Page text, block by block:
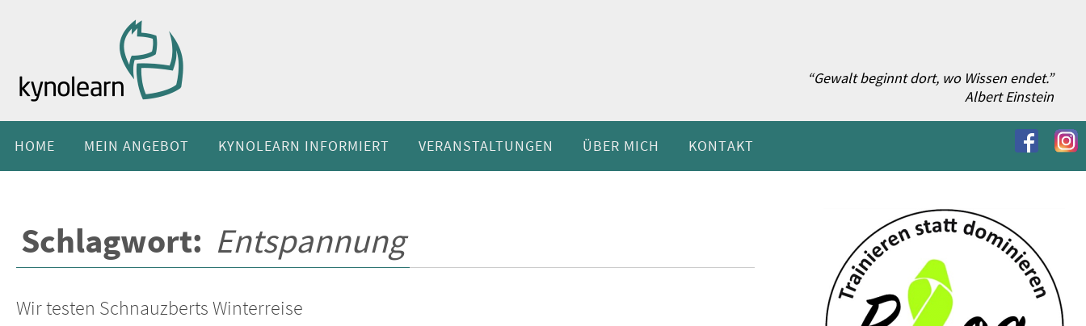
“Gewalt beginnt dort, wo Wissen endet.”
Albert Einstein
InhaltHOME MEIN ANGEBOT KYNOLEARN INFORMIERT VERANSTALTUNGEN ÜBER MICH KONTAKT
Schlagwort: Entspannung
Wir testen Schnauzberts Winterreise